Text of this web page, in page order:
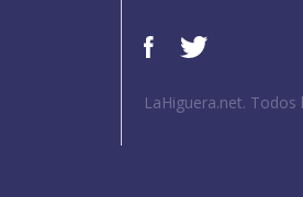
LaHiguera.net.